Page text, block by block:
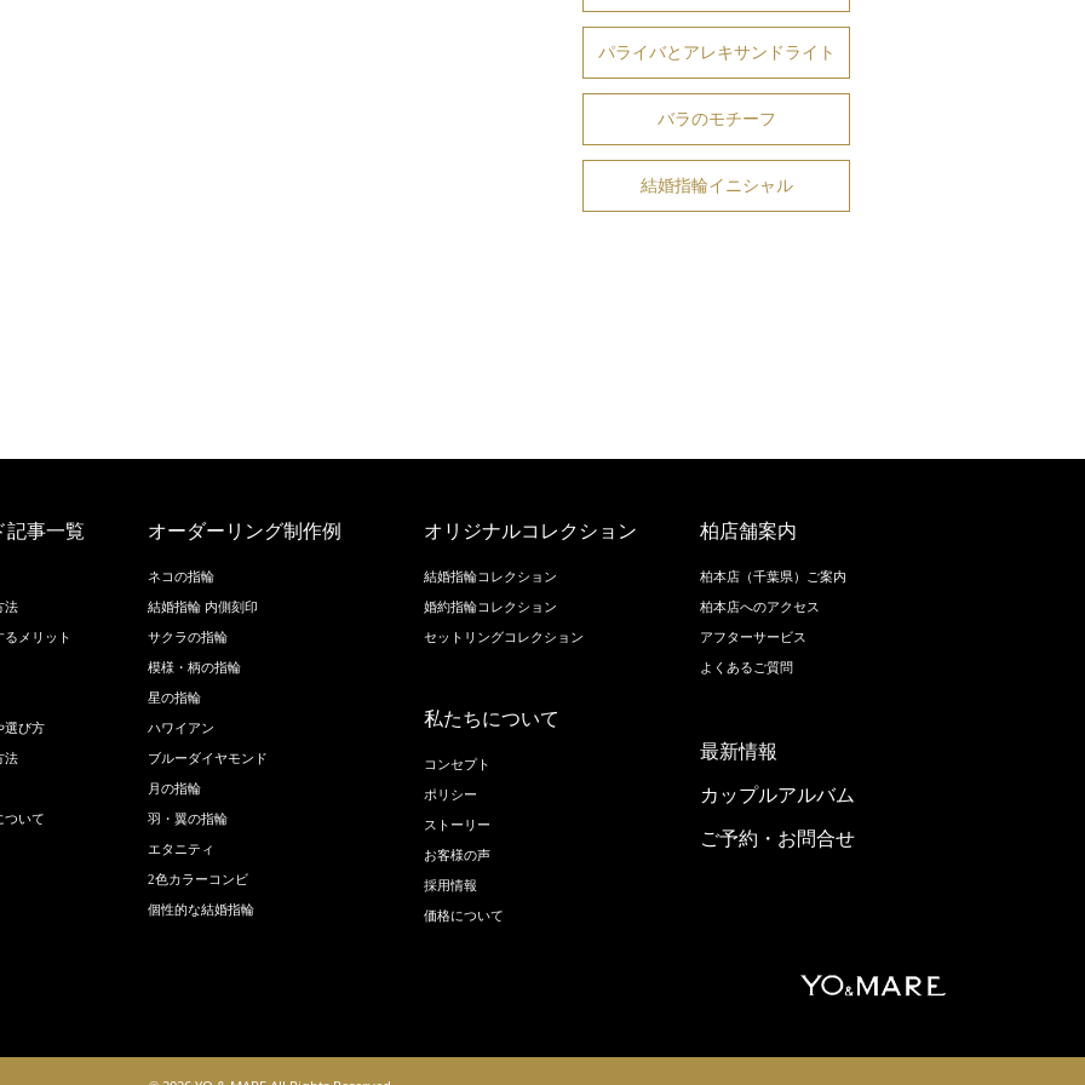
パライバとアレキサンドライト
バラのモチーフ
結婚指輪イニシャル
記事一覧
法
メリット
選び方
法
ついて
オーダーリング制作例
ネコの指輪
結婚指輪 内側刻印
サクラの指輪
模様・柄の指輪
星の指輪
ハワイアン
ブルーダイヤモンド
月の指輪
羽・翼の指輪
エタニティ
2色カラーコンビ
個性的な結婚指輪
オリジナルコレクション
結婚指輪コレクション
婚約指輪コレクション
セットリングコレクション
私たちについて
コンセプト
ポリシー
ストーリー
お客様の声
採用情報
価格について
柏店舗案内
柏本店（千葉県）ご案内
柏本店へのアクセス
アフターサービス
よくあるご質問
最新情報
カップルアルバム
ご予約・お問合せ